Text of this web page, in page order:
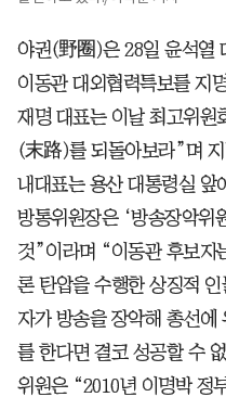
야권(野圈)은 28일 윤석열
이동관 대외협력특보를 지
재명 대표는 이날 최고위원
(末路)를 되돌아보라”며
내대표는 용산 대통령실 앞
방통위원장은 ‘방송장악위
것”이라며 “이동관 후보자
론 탄압을 수행한 상징적
자가 방송을 장악해 총선에
를 한다면 결코 성공할 수
위원은 “2010년 이명박 정